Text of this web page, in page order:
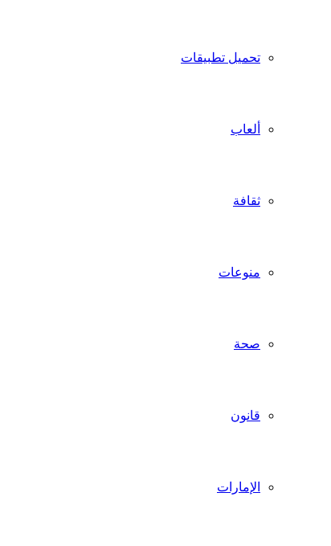
تحميل تطبيقات
ألعاب
ثقافة
منوعات
صحة
قانون
الإمارات